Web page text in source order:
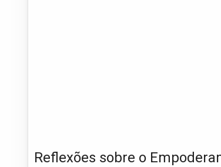
Reflexões sobre o